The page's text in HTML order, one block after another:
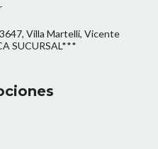
Villa Martelli, Vicente
SUCURSAL***